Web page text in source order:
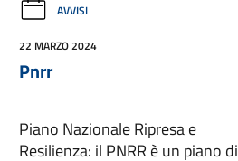
AVVISI
22 MARZO 2024
Pnrr
Piano Nazionale Ripresa e
Resilienza: il PNRR è un piano di